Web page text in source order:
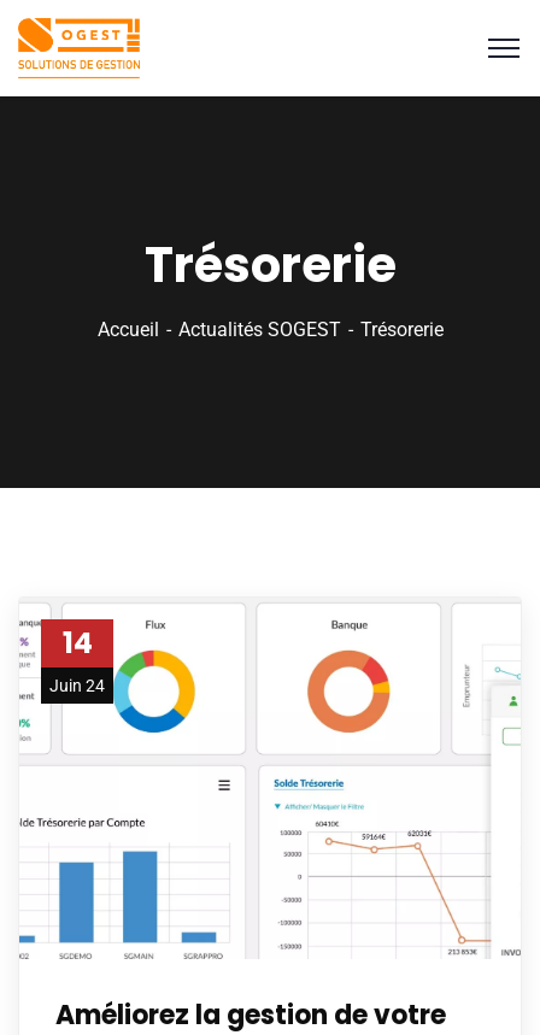
Trésorerie
Accueil Actualités SOGEST Trésorerie
14
Juin 24
Améliorez la gestion de votre